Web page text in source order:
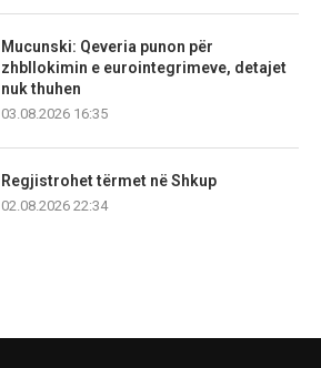
Mucunski: Qeveria punon për
zhbllokimin e eurointegrimeve, detajet
nuk thuhen
03.08.2026 16:35
Regjistrohet tërmet në Shkup
02.08.2026 22:34